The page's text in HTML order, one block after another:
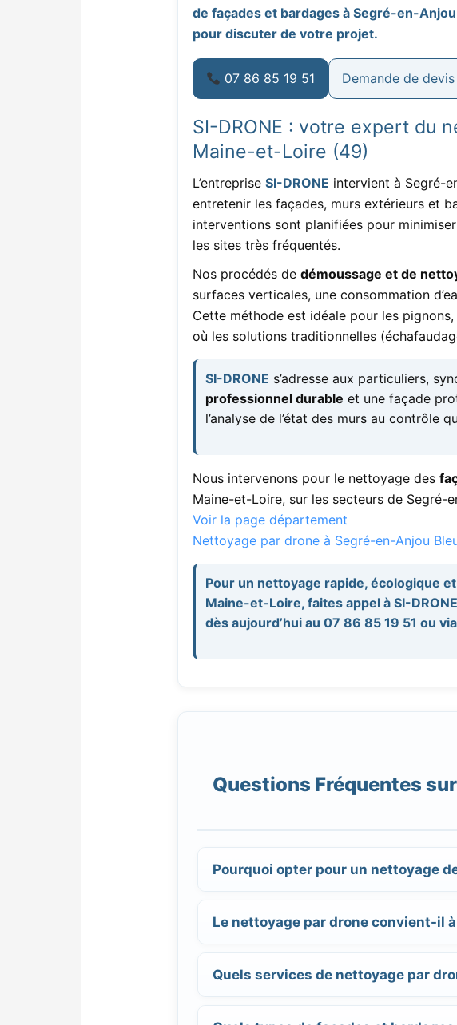
de façades et bardages à Segré-en-
pour discuter de votre projet.
07 86 85 19 51 Demande de
SI-DRONE : votre expert du
Maine-et-Loire (49)
L’entreprise SI-DRONE intervient à Segré-
entretenir les façades, murs extérieurs et
interventions sont planifiées pour
les sites très fréquentés.
Nos procédés de démoussage et de
surfaces verticales, une consommation
Cette méthode est idéale pour les
où les solutions traditionnelles
SI-DRONE s’adresse aux particuliers,
professionnel durable et une façade
l’analyse de l’état des murs au contrôle
Nous intervenons pour le nettoyage des
Maine-et-Loire, sur les secteurs de Segré-
Voir la page département
Nettoyage par drone à Segré-en-Anjou
Pour un nettoyage rapide, écologique
Maine-et-Loire, faites appel à SI-
dès aujourd’hui au 07 86 85 19 51 ou
Questions Fréquentes
Pourquoi opter pour un nettoyage
Le nettoyage par drone convient-il
Quels services de nettoyage par